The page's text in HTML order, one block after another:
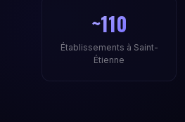
~110
Établissements à Saint-
Étienne